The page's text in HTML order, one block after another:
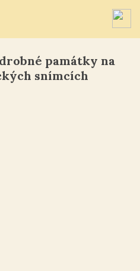
památky na
snímcích